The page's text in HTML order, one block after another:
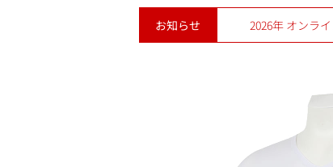
お知らせ 2026年 オンラ